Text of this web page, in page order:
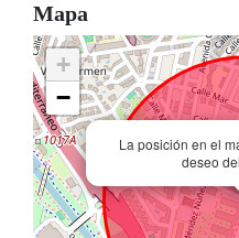
Mapa
La posición en el
deseo
+
−